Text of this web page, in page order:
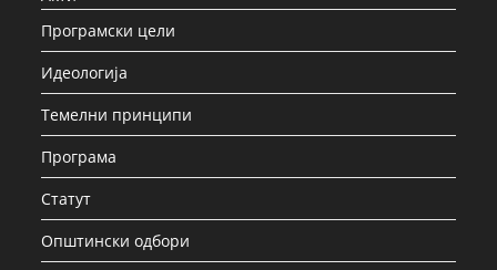
Програмски цели
Идеологија
Темелни принципи
Програма
Статут
Општински одбори